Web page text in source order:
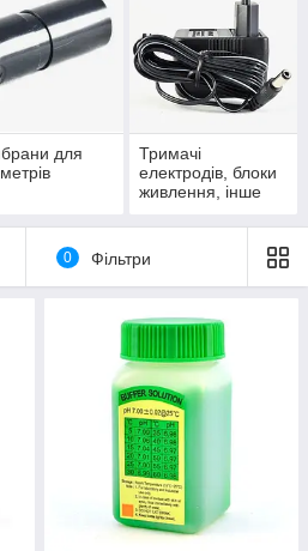
для
Тримачі
електродів, блоки
живлення, інше
0 Фільтри